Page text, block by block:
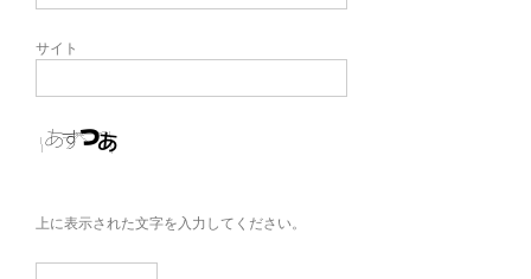
サイト
上に表示された文字を入力してください。